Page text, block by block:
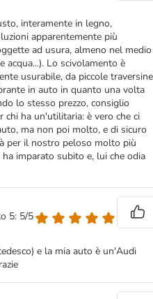
interamente in legno,
apparentemente più
ad usura, almeno nel medio
acqua...). Lo scivolamento è
usurabile, da piccole traversine
in auto in quanto una volta
lo stesso prezzo, consiglio
chi ha un'utilitaria: è vero che ci
ma non poi molto, e di sicuro
per il nostro peloso molto più
imparato subito e, lui che odia
5: 5/5
e la mia auto è un'Audi